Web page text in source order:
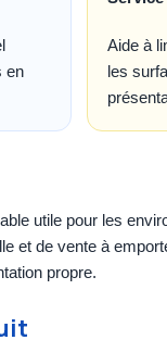
en
Aide à
les
utile pour les
et de vente à
propre.